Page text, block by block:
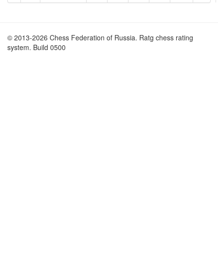
© 2013-2026 Chess Federation of Russia. Ratg chess rating
system. Build 0500